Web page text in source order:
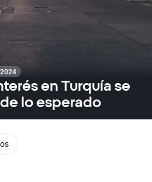
en Turquía se
lo esperado